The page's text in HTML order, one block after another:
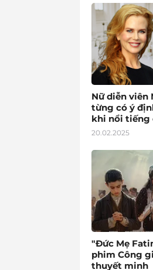
Nữ diễn viên
từng có ý
khi nổi tiếng
20.02.2025
"Đức Mẹ
phim Công
thuyết minh